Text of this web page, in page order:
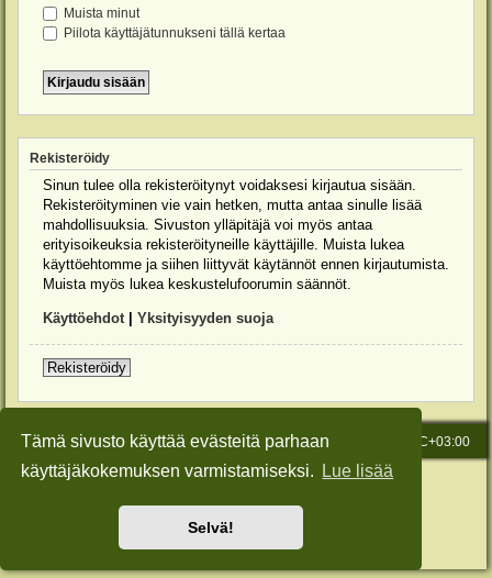
Tämä sivusto käyttää evästeitä parhaan
käyttäjäkokemuksen varmistamiseksi.
Lue lisää
Selvä!
Muista minut
Piilota käyttäjätunnukseni tällä kertaa
Rekisteröidy
Sinun tulee olla rekisteröitynyt voidaksesi kirjautua sisään.
Rekisteröityminen vie vain hetken, mutta antaa sinulle lisää
mahdollisuuksia. Sivuston ylläpitäjä voi myös antaa
erityisoikeuksia rekisteröityneille käyttäjille. Muista lukea
käyttöehtomme ja siihen liittyvät käytännöt ennen kirjautumista.
Muista myös lukea keskustelufoorumin säännöt.
Käyttöehdot| Yksityisyyden suoja
Rekisteröidy
Etusivu Kaikki ajat ovat UTC+03:00
Viesti Ylläpidolle
Keskustelufoorumin ohjelmistophpBB® Forum Software © phpBB Limited